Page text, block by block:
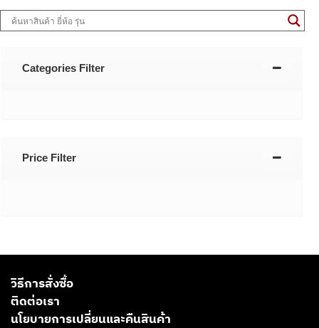
Categories Filter
Price Filter
วิธีการสั่งซื้อ
ติดต่อเรา
นโยบายการเปลี่ยนและคืนสินค้า